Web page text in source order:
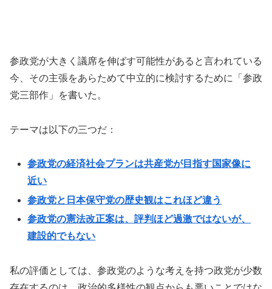
参政党が大きく議席を伸ばす可能性があると言われている
今、その主張をあらためて中立的に検討するために「参政
党三部作」を書いた。
テーマは以下の三つだ：
参政党の経済社会プランは共産党が目指す国家像に
近い
参政党と日本保守党の歴史観はこれほど違う
参政党の憲法改正案は、評判ほど過激ではないが、
建設的でもない
私の評価としては、参政党のような考えを持つ政党が少数